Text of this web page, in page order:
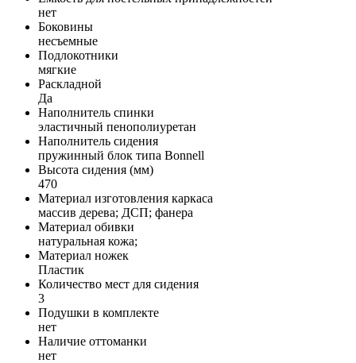
нет
Боковины
несъемные
Подлокотники
мягкие
Раскладной
Да
Наполнитель спинки
эластичный пенополиуретан
Наполнитель сидения
пружинный блок типа Bonnell
Высота сидения (мм)
470
Материал изготовления каркаса
массив дерева; ДСП; фанера
Материал обивки
натуральная кожа;
Материал ножек
Пластик
Количество мест для сидения
3
Подушки в комплекте
нет
Наличие оттоманки
нет